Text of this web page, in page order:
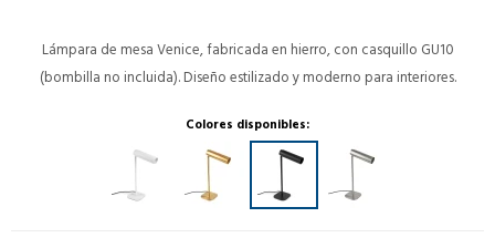
Lámpara de mesa Venice, fabricada en hierro, con casquillo GU10
(bombilla no incluida). Diseño estilizado y moderno para interiores.
Colores disponibles: